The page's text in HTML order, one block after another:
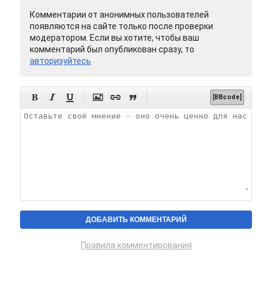
Комментарии от анонимных пользователей
появляются на сайте только после проверки
модератором. Если вы хотите, чтобы ваш
комментарий был опубликован сразу, то
авторизуйтесь
      [BBcode]
Правила комментирования